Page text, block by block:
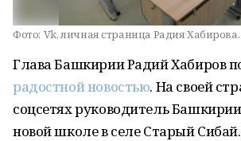
Фото: Vk, личная страница Радия Хабирова.
Глава Башкирии Радий Хабиров
радостной новостью. На своей
соцсетях руководитель
новой школе в селе Старый